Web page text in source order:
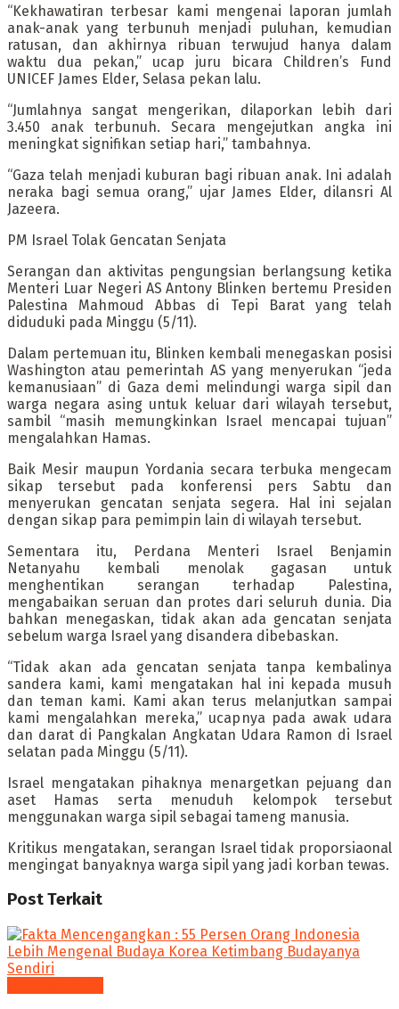
“Kekhawatiran terbesar kami mengenai laporan jumlah
anak-anak yang terbunuh menjadi puluhan, kemudian
ratusan, dan akhirnya ribuan terwujud hanya dalam
waktu dua pekan,” ucap juru bicara Children’s Fund
UNICEF James Elder, Selasa pekan lalu.
“Jumlahnya sangat mengerikan, dilaporkan lebih dari
3.450 anak terbunuh. Secara mengejutkan angka ini
meningkat signifikan setiap hari,” tambahnya.
“Gaza telah menjadi kuburan bagi ribuan anak. Ini adalah
neraka bagi semua orang,” ujar James Elder, dilansri Al
Jazeera.
PM Israel Tolak Gencatan Senjata
Serangan dan aktivitas pengungsian berlangsung ketika
Menteri Luar Negeri AS Antony Blinken bertemu Presiden
Palestina Mahmoud Abbas di Tepi Barat yang telah
diduduki pada Minggu (5/11).
Dalam pertemuan itu, Blinken kembali menegaskan posisi
Washington atau pemerintah AS yang menyerukan “jeda
kemanusiaan” di Gaza demi melindungi warga sipil dan
warga negara asing untuk keluar dari wilayah tersebut,
sambil “masih memungkinkan Israel mencapai tujuan”
mengalahkan Hamas.
Baik Mesir maupun Yordania secara terbuka mengecam
sikap tersebut pada konferensi pers Sabtu dan
menyerukan gencatan senjata segera. Hal ini sejalan
dengan sikap para pemimpin lain di wilayah tersebut.
Sementara itu, Perdana Menteri Israel Benjamin
Netanyahu kembali menolak gagasan untuk
menghentikan serangan terhadap Palestina,
mengabaikan seruan dan protes dari seluruh dunia. Dia
bahkan menegaskan, tidak akan ada gencatan senjata
sebelum warga Israel yang disandera dibebaskan.
“Tidak akan ada gencatan senjata tanpa kembalinya
sandera kami, kami mengatakan hal ini kepada musuh
dan teman kami. Kami akan terus melanjutkan sampai
kami mengalahkan mereka,” ucapnya pada awak udara
dan darat di Pangkalan Angkatan Udara Ramon di Israel
selatan pada Minggu (5/11).
Israel mengatakan pihaknya menargetkan pejuang dan
aset Hamas serta menuduh kelompok tersebut
menggunakan warga sipil sebagai tameng manusia.
Kritikus mengatakan, serangan Israel tidak proporsiaonal
mengingat banyaknya warga sipil yang jadi korban tewas.
PostTerkait